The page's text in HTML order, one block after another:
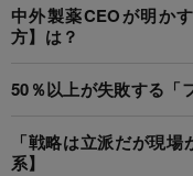
中外製薬CEOが明か
方】は？
50％以上が失敗する「
「戦略は立派だが現
系】